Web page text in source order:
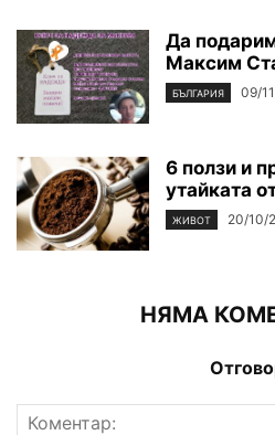
Да
Максим
БЪЛГАРИЯ 09/
6 ползи и
утайката
ЖИВОТ 20/10/
НЯМА